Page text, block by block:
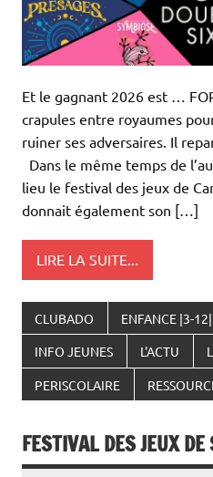
Et le gagnant 2026 est …
crapules entre royaumes
ruiner ses adversaires. Il
Dans le même temps de
lieu le festival des jeux de
donnait également son […]
LIRE LA SUITE...
CLUBADO ENFANCE |3-12|
INFO JEUNES L'ACTU
PERISCOLAIRE
FESTIVAL DES JEUX